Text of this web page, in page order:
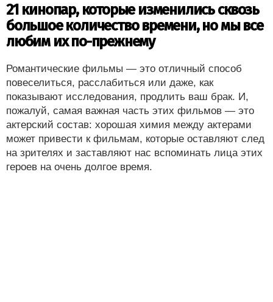
21 кинопар, которые изменились сквозь
большое количество времени, но мы все
любим их по-прежнему
Романтические фильмы — это отличный способ
повеселиться, расслабиться или даже, как
показывают исследования, продлить ваш брак. И,
пожалуй, самая важная часть этих фильмов — это
актерский состав: хорошая химия между актерами
может привести к фильмам, которые оставляют след
на зрителях и заставляют нас вспоминать лица этих
героев на очень долгое время.